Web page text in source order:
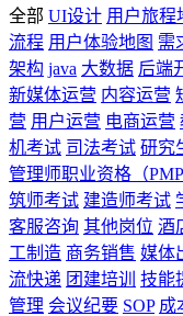
全部 UI设计 用户旅程
流程 用户体验地图 需
架构 java 大数据 后端
新媒体运营 内容运营
营 用户运营 电商运营
机考试 司法考试 研究
管理师职业资格（PMP
筑师考试 建造师考试
客服咨询 其他岗位 酒
工制造 商务销售 媒体
流快递 团建培训 技能
管理 会议纪要 SOP 成